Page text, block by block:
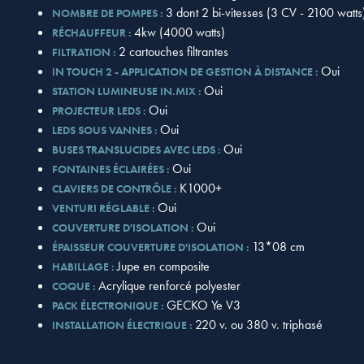
NOMBRE DE POMPES : 3 dont 2 bi-vitesses (3 CV - 2100
RÉCHAUFFEUR : 4kw (4000 watts)
FILTRATION : 2 cartouches filtrantes
IN TOUCH 2 - APPLICATION DE GESTION À DISTANCE : Oui
STATION LUMINEUSE IN.MIX : Oui
PROJECTEUR LEDS : Oui
LEDS SOUS VANNES : Oui
BUSES TRANSLUCIDES AVEC LEDS : Oui
FONTAINES ÉCLAIRÉES : Oui
CLAVIERS DE CONTRÔLE : K1000+
VENTURI RÉGLABLE : Oui
COUVERTURE D'ISOLATION : Oui
ÉPAISSEUR COUVERTURE D'ISOLATION : 13*08 cm
HABILLAGE :Jupe en composite
COQUE : Acrylique renforcé polyester
PACK ÉLECTRONIQUE : GECKO Ye V3
INSTALLATION ÉLECTRIQUE : 220 v. ou 380 v. triphasé